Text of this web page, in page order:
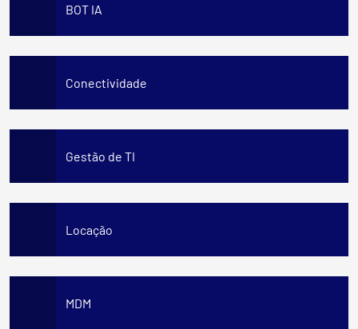
BOT IA
Conectividade
Gestão de TI
Locação
MDM